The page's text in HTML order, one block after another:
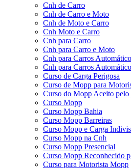
Cnh de Carro
Cnh de Carro e Moto
Cnh de Moto e Carro
Cnh Moto e Carro
Cnh para Carro
Cnh para Carro e Moto
Cnh para Carros Automático
Cnh para Carros
Curso de Carga Perigosa
Curso de Mopp para
Curso do Mopp Aceito pelo
Curso Mopp
Curso Mopp Bahia
Curso Mopp Barreiras
Curso Mopp e Carga
Curso Mopp na Cnh
Curso Mopp Presencial
Curso Mopp Reconhecido
Curso para Motorista Mopp